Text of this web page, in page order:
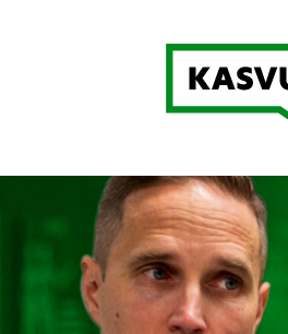
Kasvu Open